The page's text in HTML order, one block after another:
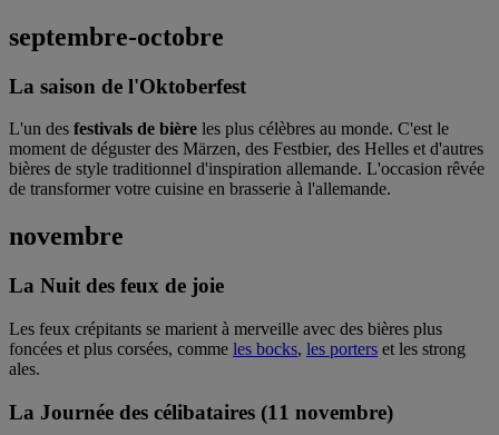
septembre-octobre
La saison de l'Oktoberfest
L'un des festivals de bière les plus célèbres au monde. C'est le
moment de déguster des Märzen, des Festbier, des Helles et d'autres
bières de style traditionnel d'inspiration allemande. L'occasion rêvée
de transformer votre cuisine en brasserie à l'allemande.
novembre
La Nuit des feux de joie
Les feux crépitants se marient à merveille avec des bières plus
foncées et plus corsées, comme les bocks, les porters et les strong
ales.
La Journée des célibataires (11 novembre)